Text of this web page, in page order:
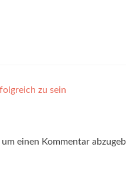
zu sein
einen Kommentar